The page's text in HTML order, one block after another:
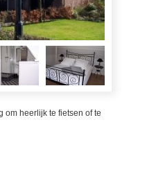
om heerlijk te fietsen of te